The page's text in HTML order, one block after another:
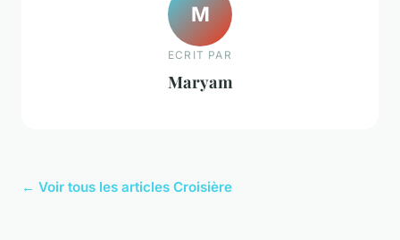
M
ECRIT PAR
Maryam
← Voir tous les articles Croisière